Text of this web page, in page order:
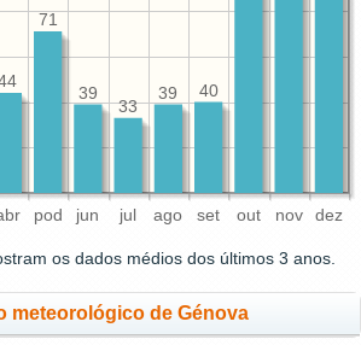
pod jun jul ago set out nov dez
40
39
33
39
71
os dados médios dos últimos 3 anos.
meteorológico de Génova